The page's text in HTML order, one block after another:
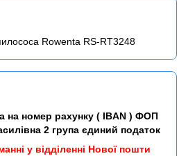
Rowenta RS-RT3248
на номер рахунку ( IBAN ) ФОП
2 група єдиний податок
у відділенні Нової пошти